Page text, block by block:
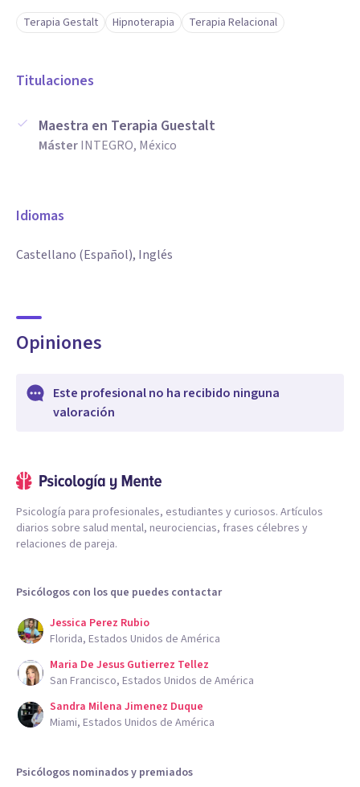
Terapia Gestalt Hipnoterapia Terapia Relacional
Titulaciones
Maestra en Terapia Guestalt
MásterINTEGRO, México
Idiomas
Castellano (Español), Inglés
Opiniones
Este profesional no ha recibido ninguna
valoración
Psicología para profesionales, estudiantes y curiosos. Artículos
diarios sobre salud mental, neurociencias, frases célebres y
relaciones de pareja.
Psicólogos con los que puedes contactar
Jessica Perez Rubio
Florida, Estados Unidos de América
Maria De Jesus Gutierrez Tellez
San Francisco, Estados Unidos de América
Sandra Milena Jimenez Duque
Miami, Estados Unidos de América
Psicólogos nominados y premiados